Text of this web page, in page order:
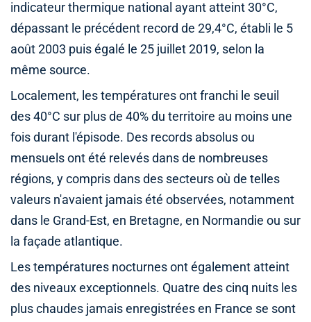
indicateur thermique national ayant atteint 30°C,
dépassant le précédent record de 29,4°C, établi le 5
août 2003 puis égalé le 25 juillet 2019, selon la
même source.
Localement, les températures ont franchi le seuil
des 40°C sur plus de 40% du territoire au moins une
fois durant l'épisode. Des records absolus ou
mensuels ont été relevés dans de nombreuses
régions, y compris dans des secteurs où de telles
valeurs n'avaient jamais été observées, notamment
dans le Grand-Est, en Bretagne, en Normandie ou sur
la façade atlantique.
Les températures nocturnes ont également atteint
des niveaux exceptionnels. Quatre des cinq nuits les
plus chaudes jamais enregistrées en France se sont